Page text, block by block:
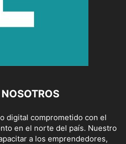
digital comprometido con el
en el norte del país. Nuestro
a los emprendedores,